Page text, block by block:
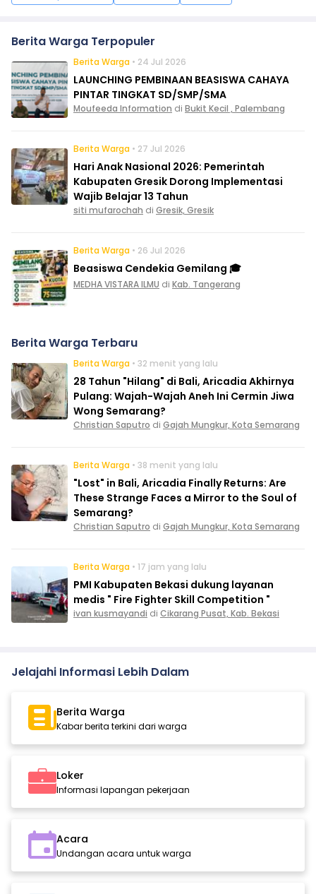
Berita Warga Terpopuler
Berita Warga • 24 Jul 2026
LAUNCHING PEMBINAAN BEASISWA CAHAYA
PINTAR TINGKAT SD/SMP/SMA
Moufeeda Information di Bukit Kecil , Palembang
Berita Warga • 27 Jul 2026
Hari Anak Nasional 2026: Pemerintah
Kabupaten Gresik Dorong Implementasi
Wajib Belajar 13 Tahun
siti mufarochah di Gresik, Gresik
Berita Warga • 26 Jul 2026
Beasiswa Cendekia Gemilang 🎓
MEDHA VISTARA ILMU di Kab. Tangerang
Berita Warga Terbaru
Berita Warga • 32 menit yang lalu
28 Tahun "Hilang" di Bali, Aricadia Akhirnya
Pulang: Wajah-Wajah Aneh Ini Cermin Jiwa
Wong Semarang?
Christian Saputro di Gajah Mungkur, Kota Semarang
Berita Warga • 38 menit yang lalu
"Lost" in Bali, Aricadia Finally Returns: Are
These Strange Faces a Mirror to the Soul of
Semarang?
Christian Saputro di Gajah Mungkur, Kota Semarang
Berita Warga • 17 jam yang lalu
PMI Kabupaten Bekasi dukung layanan
medis " Fire Fighter Skill Competition "
ivan kusmayandi di Cikarang Pusat, Kab. Bekasi
Jelajahi Informasi Lebih Dalam
Berita Warga
Kabar berita terkini dari warga
Loker
Informasi lapangan pekerjaan
Acara
Undangan acara untuk warga